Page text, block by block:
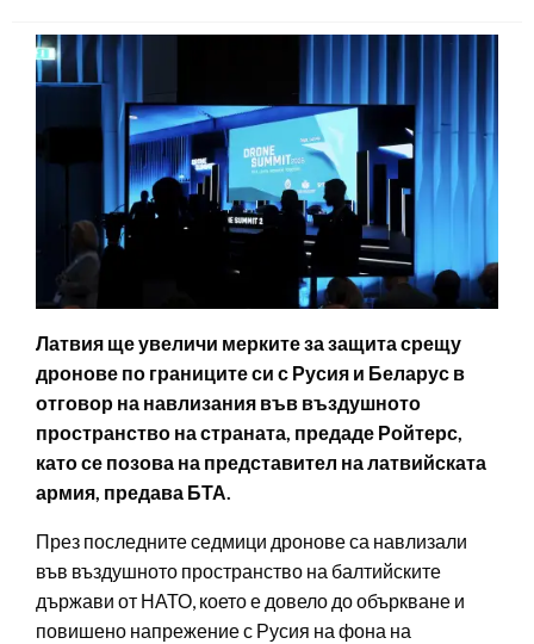
Латвия ще увеличи мерките за защита срещу
дронове по границите си с Русия и Беларус в
отговор на навлизания във въздушното
пространство на страната, предаде Ройтерс,
като се позова на представител на латвийската
армия, предава БТА.
През последните седмици дронове са навлизали
във въздушното пространство на балтийските
държави от НАТО, което е довело до объркване и
повишено напрежение с Русия на фона на